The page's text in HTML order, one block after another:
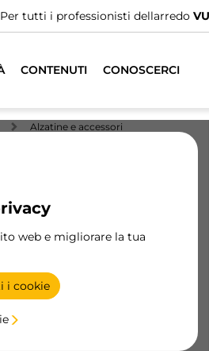
Per tutti i professionisti dellarredo
CONTENUTI CONOSCERCI
web e migliorare la tua
i cookie
Alzatine e accessori